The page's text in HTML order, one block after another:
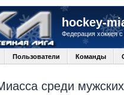
hockey-
Федерация хоккея
Пользователи Команды
среди